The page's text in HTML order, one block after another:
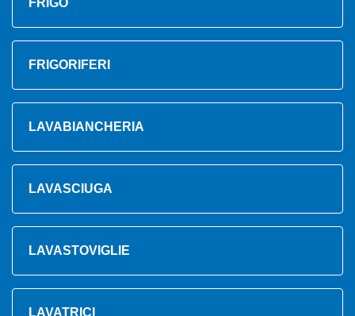
FRIGORIFERI
LAVABIANCHERIA
LAVASCIUGA
LAVASTOVIGLIE
LAVATRICI